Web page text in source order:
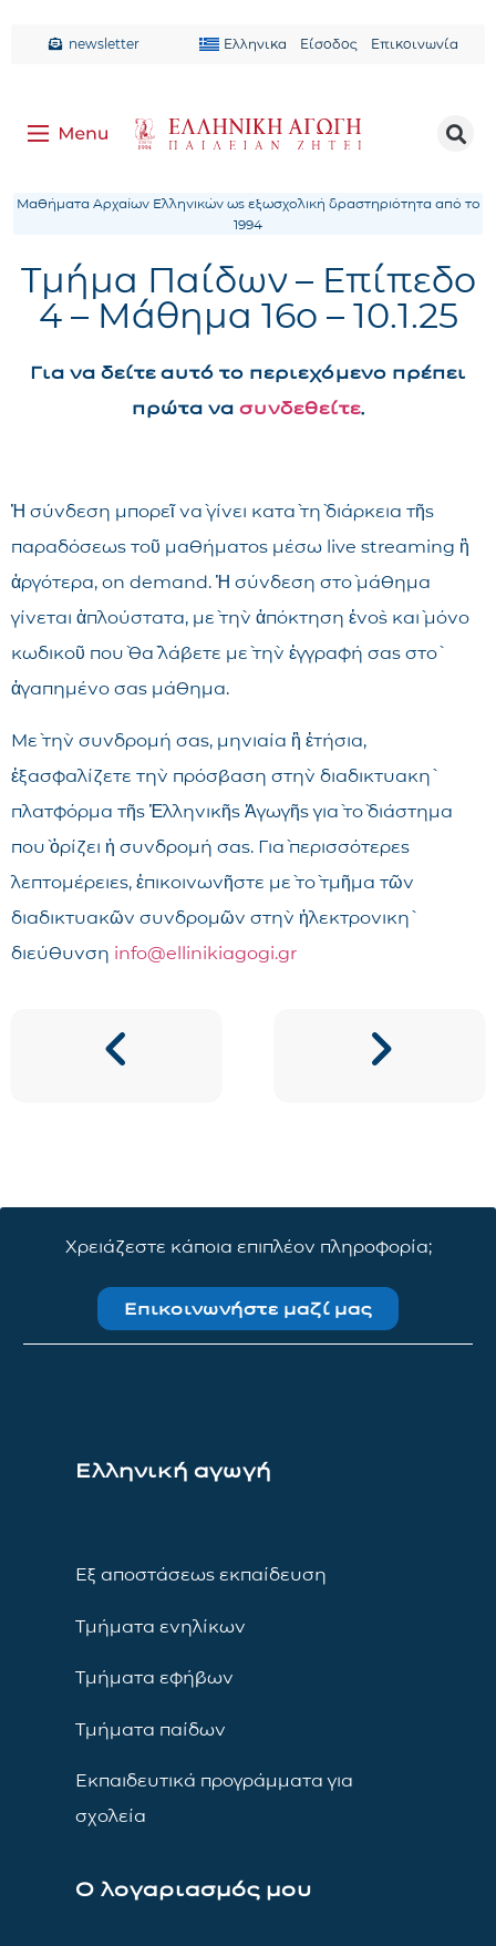
newsletter Ελληνικα Είσοδος Επικοινωνία
Μαθήματα Αρχαίων Ελληνικών ως εξωσχολική δραστηριότητα από το
1994
Τμήμα Παίδων – Επίπεδο
4 – Μάθημα 16ο – 10.1.25
Για να δείτε αυτό το περιεχόμενο πρέπει
πρώτα να συνδεθείτε.
Ἡ σύνδεση μπορεῖ νὰ γίνει κατὰ τὴ διάρκεια τῆς
παραδόσεως τοῦ μαθήματος μέσω live streaming ἢ
ἀργότερα, on demand. Ἡ σύνδεση στὸ μάθημα
γίνεται ἁπλούστατα, μὲ τὴν ἀπόκτηση ἑνὸς καὶ μόνο
κωδικοῦ ποὺ θὰ λάβετε μὲ τὴν ἐγγραφή σας στὸ
ἀγαπημένο σας μάθημα.
Μὲ τὴν συνδρομή σας, μηνιαία ἢ ἐτήσια,
ἐξασφαλίζετε τὴν πρόσβαση στὴν διαδικτυακὴ
πλατφόρμα τῆς Ἑλληνικῆς Ἀγωγῆς γιὰ τὸ διάστημα
ποὺ ὁρίζει ἡ συνδρομή σας. Γιὰ περισσότερες
λεπτομέρειες, ἐπικοινωνῆστε μὲ τὸ τμῆμα τῶν
διαδικτυακῶν συνδρομῶν στὴν ἠλεκτρονικὴ
διεύθυνση info@ellinikiagogi.gr
Χρειάζεστε κάποια επιπλέον πληροφορία;
Επικοινωνήστε μαζί μας
Ελληνική αγωγή
Εξ αποστάσεως εκπαίδευση
Τμήματα ενηλίκων
Τμήματα εφήβων
Τμήματα παίδων
Εκπαιδευτικά προγράμματα για
σχολεία
Ο λογαριασμός μου